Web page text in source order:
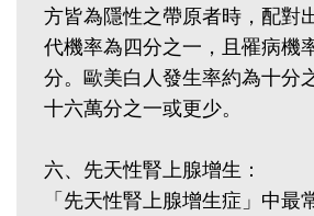
方皆為隱性之帶原者時，配對
代機率為四分之一，且罹病機
分。歐美白人發生率約為十分
十六萬分之一或更少。
六、先天性腎上腺增生：
「先天性腎上腺增生症」中最